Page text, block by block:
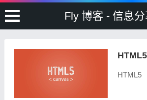
Fly 博客 - 信息分
HTML5
HTML5